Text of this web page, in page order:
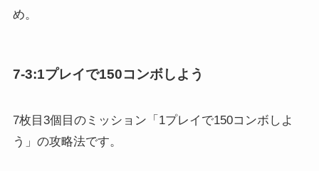
め。
7-3:1プレイで150コンボしよう
7枚目3個目のミッション「1プレイで150コンボしよ
う」の攻略法です。